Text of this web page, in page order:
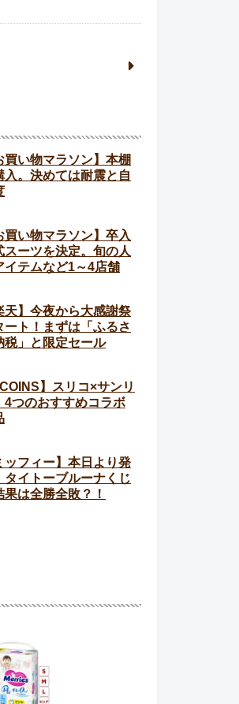
買い物マラソン】本棚
入。決めては耐震と自
買い物マラソン】卒入
スーツを決定。旬の人
イテムなど1～4店舗
天】今夜から大感謝祭
ート！まずは「ふるさ
税」と限定セール
】スリコ×サンリ
4つのおすすめコラボ
ッフィー】本日より発
タイトーブルーナくじ
果は全勝全敗？！